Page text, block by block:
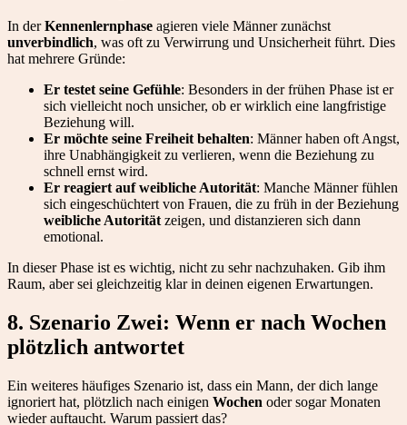
In derKennenlernphase agieren viele Männer zunächst
unverbindlich, was oft zu Verwirrung und Unsicherheit führt. Dies
hat mehrere Gründe:
Er testet seine Gefühle: Besonders in der frühen Phase ist er
sich vielleicht noch unsicher, ob er wirklich eine langfristige
Beziehung will.
Er möchte seine Freiheit behalten: Männer haben oft Angst,
ihre Unabhängigkeit zu verlieren, wenn die Beziehung zu
schnell ernst wird.
Er reagiert auf weibliche Autorität: Manche Männer fühlen
sich eingeschüchtert von Frauen, die zu früh in der Beziehung
weibliche Autorität zeigen, und distanzieren sich dann
emotional.
In dieser Phase ist es wichtig, nicht zu sehr nachzuhaken. Gib ihm
Raum, aber sei gleichzeitig klar in deinen eigenen Erwartungen.
8. Szenario Zwei: Wenn er nach Wochen
plötzlich antwortet
Ein weiteres häufiges Szenario ist, dass ein Mann, der dich lange
ignoriert hat, plötzlich nach einigen Wochen oder sogar Monaten
wieder auftaucht. Warum passiert das?